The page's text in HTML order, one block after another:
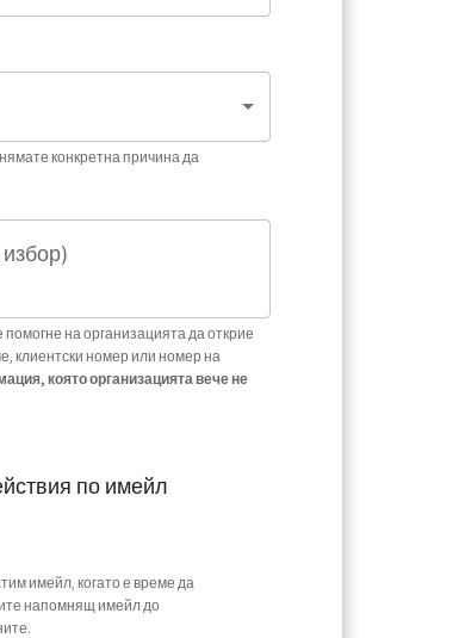
конкретна причина да
на организацията да открие
клиентски номер или номер на
която организацията вече не
по имейл
имейл, когато е време да
напомнящ имейл до